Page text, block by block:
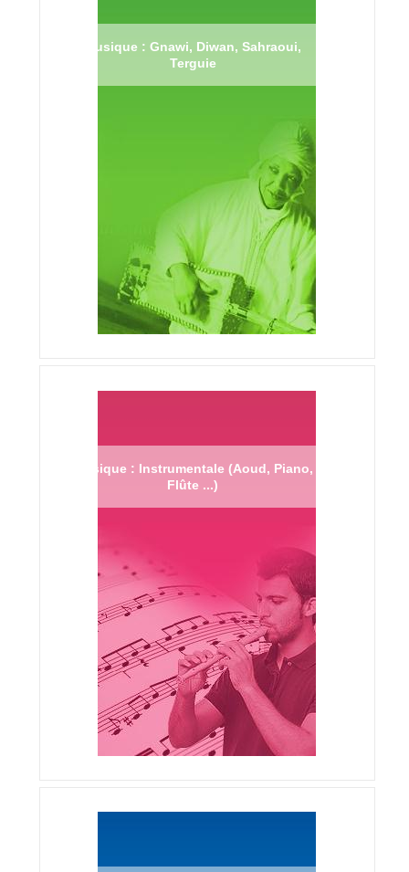
Musique : Gnawi, Diwan, Sahraoui,
Terguie
Musique : Instrumentale (Aoud, Piano,
Flûte ...)